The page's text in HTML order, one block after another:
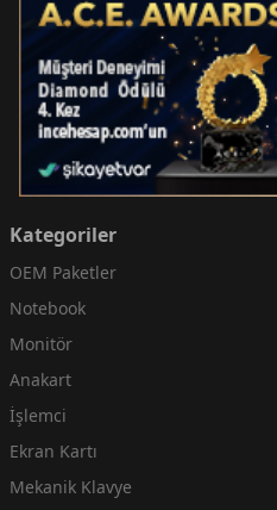
Kategoriler
OEM Paketler
Notebook
Monitör
Anakart
İşlemci
Ekran Kartı
Mekanik Klavye